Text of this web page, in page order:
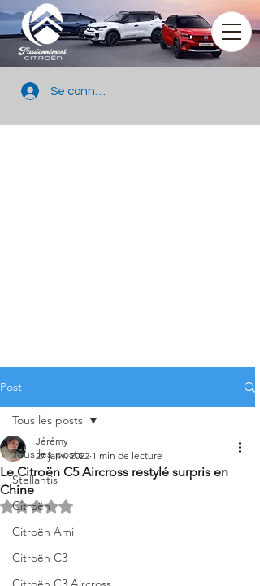
Se connecter
Post
Tous les posts
Stellantis
Citroën
Citroën Ami
Citroën C3
Tous les posts
Le Citroën C5 Aircross restylé surpris en
Chine
Jérémy
27 janv. 2022 1 min de lecture
Noté NaN étoiles sur 5.